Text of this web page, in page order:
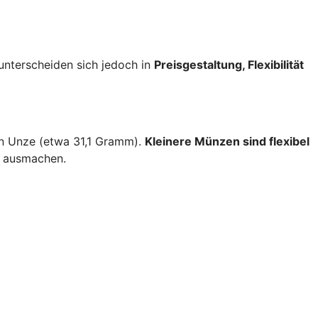
sich jedoch in Preisgestaltung, Flexibilität
(etwa 31,1 Gramm). Kleinere Münzen sind flexibel